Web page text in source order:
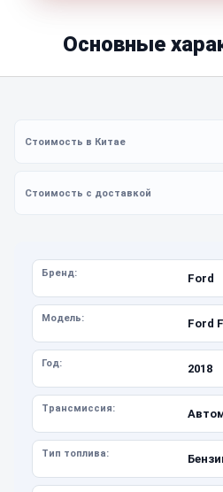
Основные
Бренд: Ford
Модель: Ford
Год: 2018
Трансмиссия:
Тип топлива: